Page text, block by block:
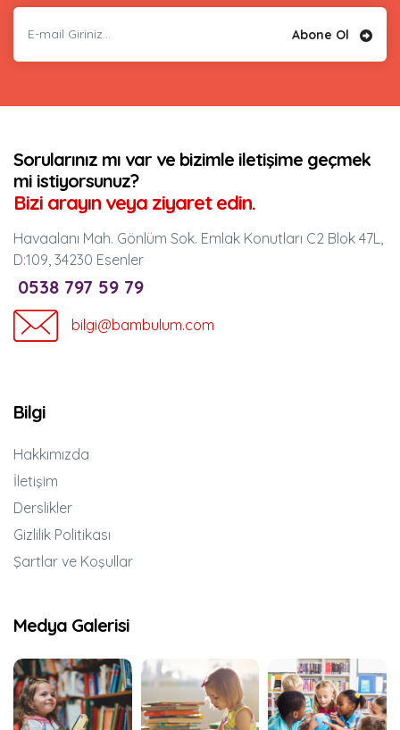
Abone Ol
Sorularınız mı var ve bizimle iletişime geçmek
mi istiyorsunuz?
Bizi arayın veya ziyaret edin.
Havaalanı Mah. Gönlüm Sok. Emlak Konutları C2 Blok 47L,
D:109, 34230 Esenler
0538 797 59 79
bilgi@bambulum.com
Bilgi
Hakkımızda
İletişim
Derslikler
Gizlilik Politikası
Şartlar ve Koşullar
Medya Galerisi